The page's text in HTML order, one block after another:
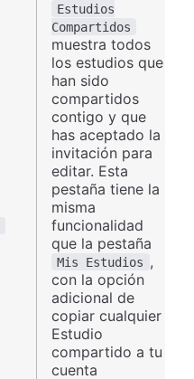
Estudios
Compartidos
muestra todos
los estudios que
han sido
compartidos
contigo y que
has aceptado la
invitación para
editar. Esta
pestaña tiene la
misma
funcionalidad
que la pestaña
Mis Estudios ,
con la opción
adicional de
copiar cualquier
Estudio
compartido a tu
cuenta